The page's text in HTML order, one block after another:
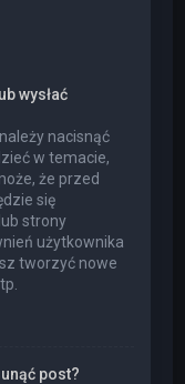
wysłać
nacisnąć
w temacie,
że przed
się
strony
użytkownika
tworzyć nowe
post?